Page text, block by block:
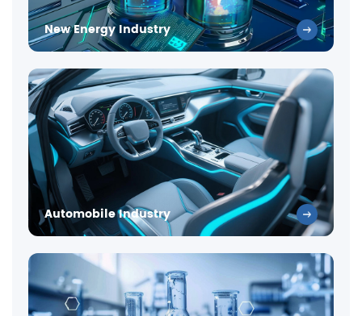
New Energy Industry
Automobile Industry